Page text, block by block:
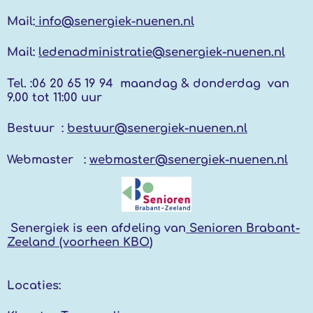
Mail: info@senergiek-nuenen.nl
Mail: ledenadministratie@senergiek-nuenen.nl
Tel. :06 20 65 19 94 maandag & donderdag van
9.00 tot 11:00 uur
Bestuur : bestuur@senergiek-nuenen.nl
Webmaster : webmaster@senergiek-nuenen.nl
Senergiek is een afdeling van Senioren Brabant-
Zeeland (voorheen KBO)
Locaties: